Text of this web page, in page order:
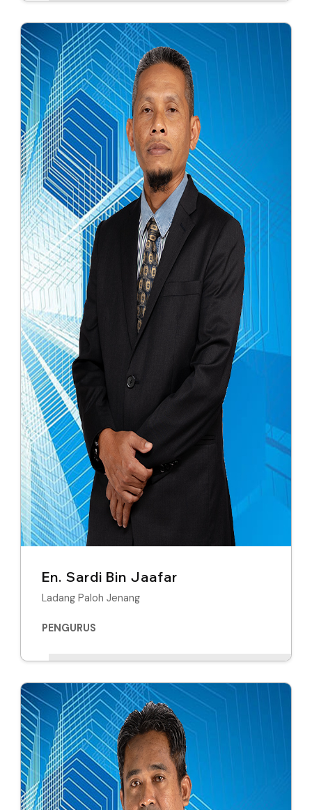
En. Sardi Bin Jaafar
Ladang Paloh Jenang
PENGURUS